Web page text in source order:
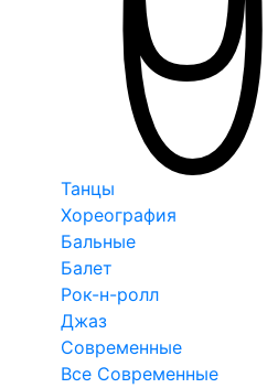
Танцы
Хореография
Бальные
Балет
Рок-н-ролл
Джаз
Современные
Все Современные